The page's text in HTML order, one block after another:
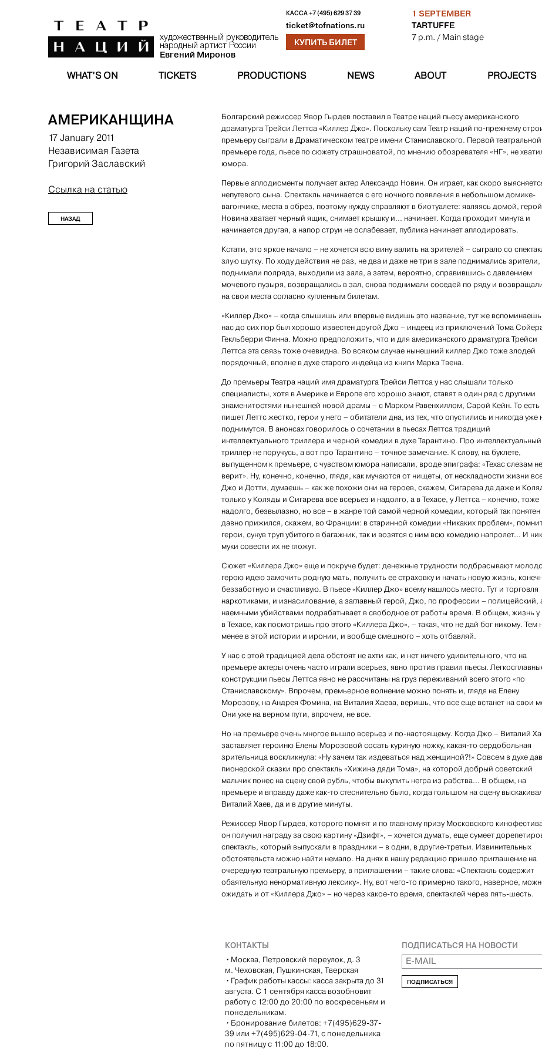
художественный руководитель
народный артист России
Евгений Миронов
КАССА+7 (495) 629 37 39
ticket@tofnations.ru
КУПИТЬ БИЛЕТ
1 SEPTEMBER
TARTUFFE
7 p.m. / Main stage
WHAT’S ON TICKETS PRODUCTIONS NEWS ABOUT PROJECTS
АМЕРИКАНЩИНА
17 January 2011
Независимая Газета
Григорий Заславский
Ссылка на статью
НАЗАД
Болгарский режиссер Явор Гырдев поставил в Театре наций пьесу американского
драматурга Трейси Леттса «Киллер Джо». Поскольку сам Театр наций по-прежнему
премьеру сыграли в Драматическом театре имени Станиславского. Первой театральной
премьере года, пьесе по сюжету страшноватой, по мнению обозревателя «НГ», не
юмора.
Первые аплодисменты получает актер Александр Новин. Он играет, как скоро
непутевого сына. Спектакль начинается с его ночного появления в небольшом домике-
вагончике, места в обрез, поэтому нужду справляют в биотуалете: являясь домой, герой
Новина хватает черный ящик, снимает крышку и... начинает. Когда проходит минута и
начинается другая, а напор струи не ослабевает, публика начинает аплодировать.
Кстати, это яркое начало – не хочется всю вину валить на зрителей – сыграло со
злую шутку. По ходу действия не раз, не два и даже не три в зале поднимались зрители,
поднимали полряда, выходили из зала, а затем, вероятно, справившись с давлением
мочевого пузыря, возвращались в зал, снова поднимали соседей по ряду и
на свои места согласно купленным билетам.
«Киллер Джо» – когда слышишь или впервые видишь это название, тут же
нас до сих пор был хорошо известен другой Джо – индеец из приключений Тома
Гекльберри Финна. Можно предположить, что и для американского драматурга Трейси
Леттса эта связь тоже очевидна. Во всяком случае нынешний киллер Джо тоже злодей
порядочный, вполне в духе старого индейца из книги Марка Твена.
До премьеры Театра наций имя драматурга Трейси Леттса у нас слышали только
специалисты, хотя в Америке и Европе его хорошо знают, ставят в один ряд с другими
знаменитостями нынешней новой драмы – с Марком Равенхиллом, Сарой Кейн. То есть
пишет Леттс жестко, герои у него – обитатели дна, из тех, что опустились и никогда уже
поднимутся. В анонсах говорилось о сочетании в пьесах Леттса традиций
интеллектуального триллера и черной комедии в духе Тарантино. Про интеллектуальный
триллер не поручусь, а вот про Тарантино – точное замечание. К слову, на буклете,
выпущенном к премьере, с чувством юмора написали, вроде эпиграфа: «Техас слезам не
верит». Ну, конечно, конечно, глядя, как мучаются от нищеты, от нескладности жизни
Джо и Дотти, думаешь – как же похожи они на героев, скажем, Сигарева да даже и
только у Коляды и Сигарева все всерьез и надолго, а в Техасе, у Леттса – конечно, тоже
надолго, безвылазно, но все – в жанре той самой черной комедии, который так понятен
давно прижился, скажем, во Франции: в старинной комедии «Никаких проблем»,
герои, сунув труп убитого в багажник, так и возятся с ним всю комедию напролет... И
муки совести их не гложут.
Сюжет «Киллера Джо» еще и покруче будет: денежные трудности подбрасывают
герою идею замочить родную мать, получить ее страховку и начать новую жизнь,
беззаботную и счастливую. В пьесе «Киллер Джо» всему нашлось место. Тут и торговля
наркотиками, и изнасилование, а заглавный герой, Джо, по профессии – полицейский,
наемными убийствами подрабатывает в свободное от работы время. В общем, жизнь у
в Техасе, как посмотришь про этого «Киллера Джо», – такая, что не дай бог никому. Тем
менее в этой истории и иронии, и вообще смешного – хоть отбавляй.
У нас с этой традицией дела обстоят не ахти как, и нет ничего удивительного, что на
премьере актеры очень часто играли всерьез, явно против правил пьесы.
конструкции пьесы Леттса явно не рассчитаны на груз переживаний всего этого «по
Станиславскому». Впрочем, премьерное волнение можно понять и, глядя на Елену
Морозову, на Андрея Фомина, на Виталия Хаева, веришь, что все еще встанет на свои
Они уже на верном пути, впрочем, не все.
Но на премьере очень многое вышло всерьез и по-настоящему. Когда Джо – Виталий
заставляет героиню Елены Морозовой сосать куриную ножку, какая-то сердобольная
зрительница воскликнула: «Ну зачем так издеваться над женщиной?!» Совсем в духе
пионерской сказки про спектакль «Хижина дяди Тома», на которой добрый советский
мальчик понес на сцену свой рубль, чтобы выкупить негра из рабства... В общем, на
премьере и вправду даже как-то стеснительно было, когда голышом на сцену выскакивал
Виталий Хаев, да и в другие минуты.
Режиссер Явор Гырдев, которого помнят и по главному призу Московского
он получил награду за свою картину «Дзифт», – хочется думать, еще сумеет
спектакль, который выпускали в праздники – в одни, в другие-третьи. Извинительных
обстоятельств можно найти немало. На днях в нашу редакцию пришло приглашение на
очередную театральную премьеру, в приглашении – такие слова: «Спектакль содержит
обаятельную ненормативную лексику». Ну, вот чего-то примерно такого, наверное,
ожидать и от «Киллера Джо» – но через какое-то время, спектаклей через пять-шесть.
КОНТАКТЫ
• Москва, Петровский переулок, д. 3
м. Чеховская, Пушкинская, Тверская
• График работы кассы: касса закрыта до 31
августа. С 1 сентября касса возобновит
работу с 12:00 до 20:00 по воскресеньям и
понедельникам.
• Бронирование билетов: +7(495)629-37-
39 или +7(495)629-04-71, с понедельника
по пятницу с 11:00 до 18:00.
ПОДПИСАТЬСЯ НА НОВОСТИ
ПОДПИСАТЬСЯ